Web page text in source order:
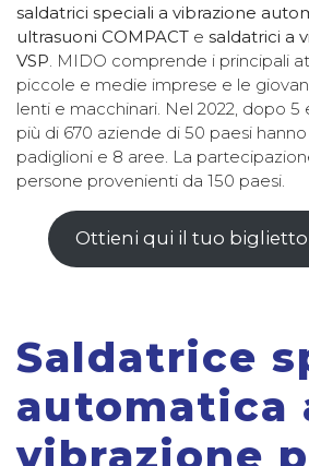
saldatrici speciali a vibrazione
ultrasuoni COMPACT e saldatrici a
VSP. MIDO comprende i principali
piccole e medie imprese e le
lenti e macchinari. Nel 2022, dopo
più di 670 aziende di 50 paesi
padiglioni e 8 aree. La
persone provenienti da 150 paesi.
Ottieni qui il tuo
Saldatrice
automatica
vibrazione